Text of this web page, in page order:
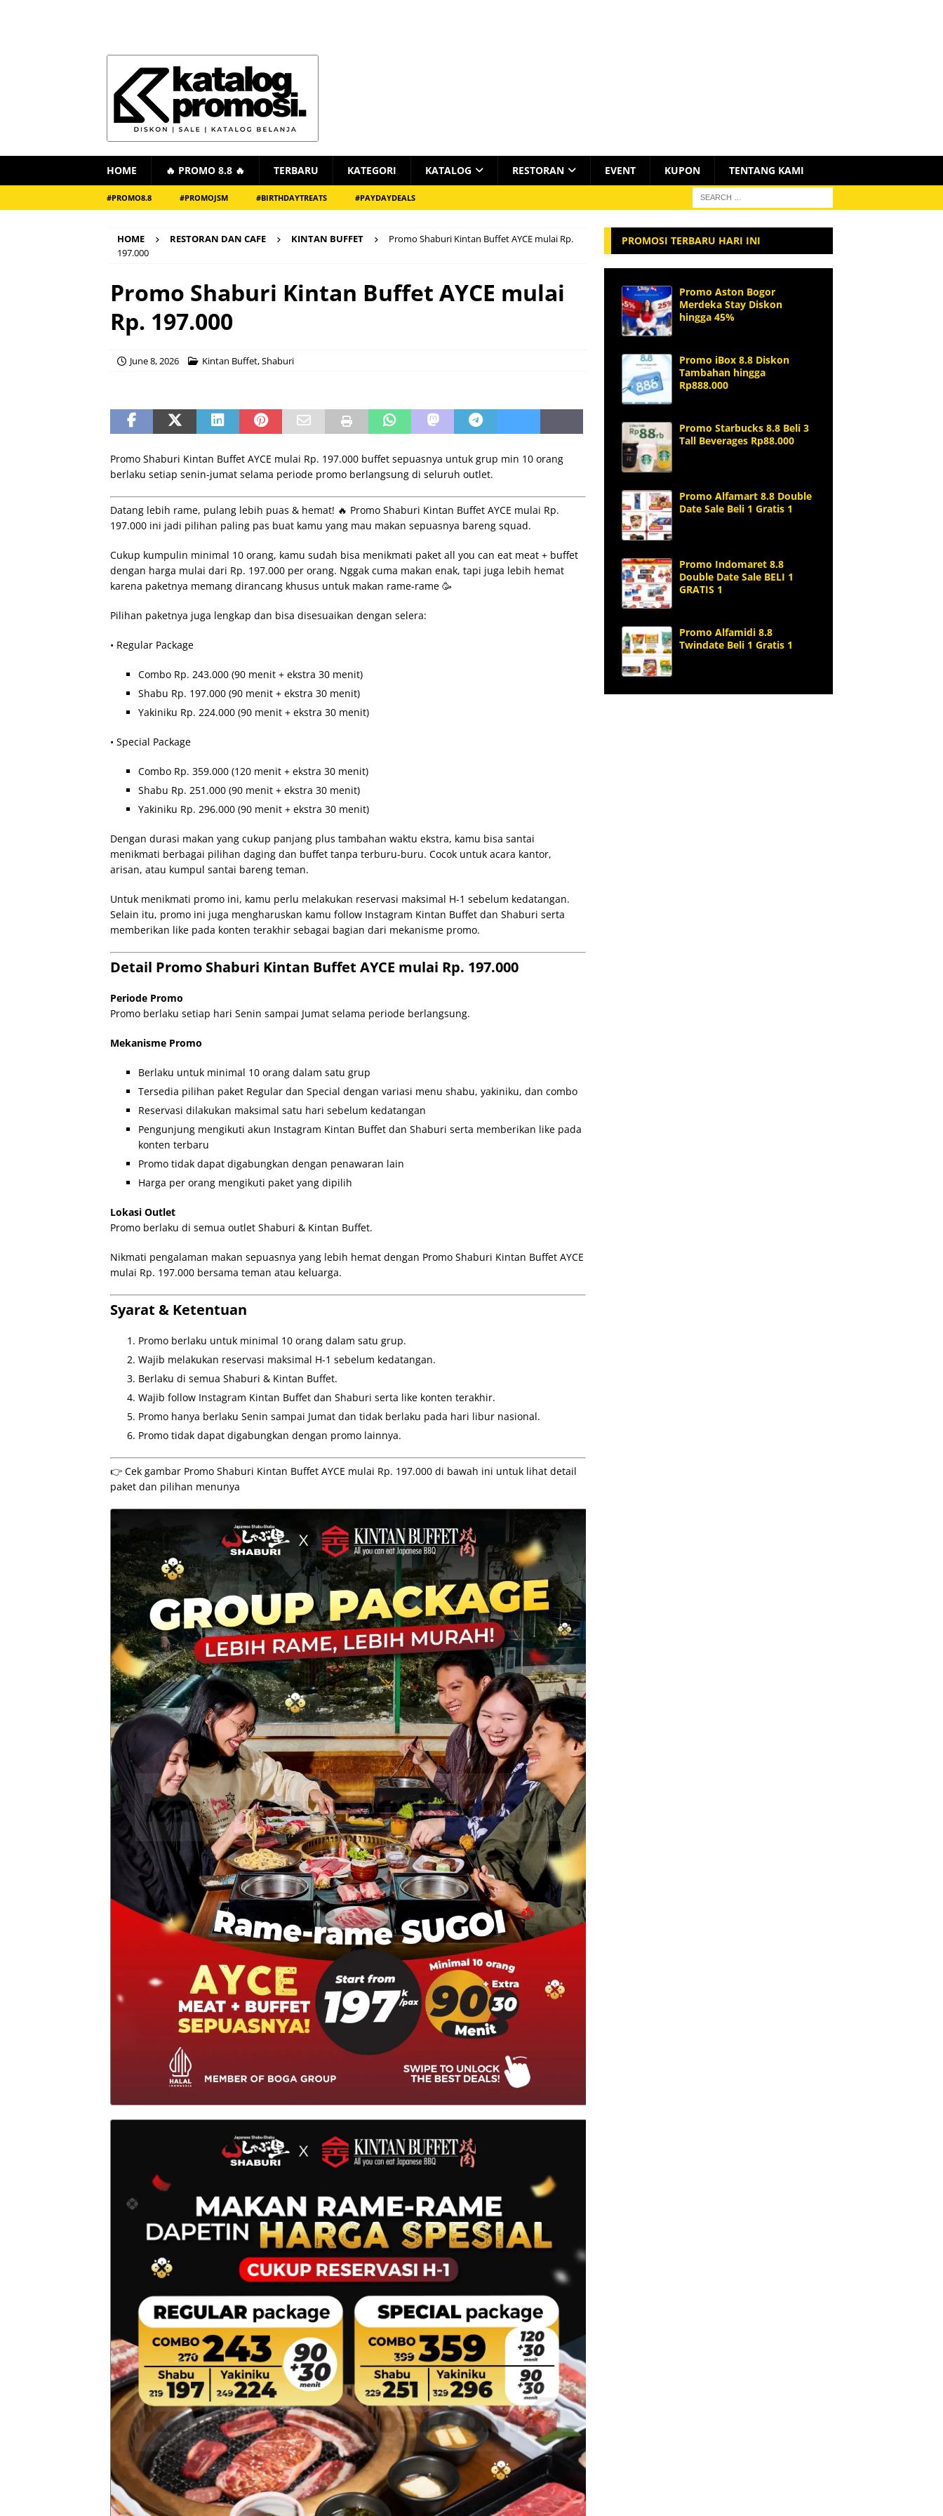
HOME 🔥 PROMO 8.8 🔥 TERBARU KATEGORI KATALOG RESTORAN EVENT KUPON TENTANG KAMI
#PROMO8.8 #PROMOJSM #BIRTHDAYTREATS #PAYDAYDEALS
HOME RESTORAN DAN CAFE KINTAN BUFFET
Promo Shaburi Kintan Buffet AYCE mulai Rp.
197.000
Promo Shaburi Kintan Buffet AYCE mulai
Rp. 197.000
June 8, 2026 Kintan Buffet,Shaburi
Promo Shaburi Kintan Buffet AYCE mulai Rp. 197.000 buffet sepuasnya untuk grup min 10 orang
berlaku setiap senin-jumat selama periode promo berlangsung di seluruh outlet.
Datang lebih rame, pulang lebih puas & hemat! 🔥 Promo Shaburi Kintan Buffet AYCE mulai Rp.
197.000 ini jadi pilihan paling pas buat kamu yang mau makan sepuasnya bareng squad.
Cukup kumpulin minimal 10 orang, kamu sudah bisa menikmati paket all you can eat meat + buffet
dengan harga mulai dari Rp. 197.000 per orang. Nggak cuma makan enak, tapi juga lebih hemat
karena paketnya memang dirancang khusus untuk makan rame-rame 🥳
Pilihan paketnya juga lengkap dan bisa disesuaikan dengan selera:
• Regular Package
Combo Rp. 243.000 (90 menit + ekstra 30 menit)
Shabu Rp. 197.000 (90 menit + ekstra 30 menit)
Yakiniku Rp. 224.000 (90 menit + ekstra 30 menit)
• Special Package
Combo Rp. 359.000 (120 menit + ekstra 30 menit)
Shabu Rp. 251.000 (90 menit + ekstra 30 menit)
Yakiniku Rp. 296.000 (90 menit + ekstra 30 menit)
Dengan durasi makan yang cukup panjang plus tambahan waktu ekstra, kamu bisa santai
menikmati berbagai pilihan daging dan buffet tanpa terburu-buru. Cocok untuk acara kantor,
arisan, atau kumpul santai bareng teman.
Untuk menikmati promo ini, kamu perlu melakukan reservasi maksimal H-1 sebelum kedatangan.
Selain itu, promo ini juga mengharuskan kamu follow Instagram Kintan Buffet dan Shaburi serta
memberikan like pada konten terakhir sebagai bagian dari mekanisme promo.
Detail Promo Shaburi Kintan Buffet AYCE mulai Rp. 197.000
Periode Promo
Promo berlaku setiap hari Senin sampai Jumat selama periode berlangsung.
Mekanisme Promo
Berlaku untuk minimal 10 orang dalam satu grup
Tersedia pilihan paket Regular dan Special dengan variasi menu shabu, yakiniku, dan combo
Reservasi dilakukan maksimal satu hari sebelum kedatangan
Pengunjung mengikuti akun Instagram Kintan Buffet dan Shaburi serta memberikan like pada
konten terbaru
Promo tidak dapat digabungkan dengan penawaran lain
Harga per orang mengikuti paket yang dipilih
Lokasi Outlet
Promo berlaku di semua outlet Shaburi & Kintan Buffet.
Nikmati pengalaman makan sepuasnya yang lebih hemat dengan Promo Shaburi Kintan Buffet AYCE
mulai Rp. 197.000 bersama teman atau keluarga.
Syarat & Ketentuan
Promo berlaku untuk minimal 10 orang dalam satu grup.
Wajib melakukan reservasi maksimal H-1 sebelum kedatangan.
Berlaku di semua Shaburi & Kintan Buffet.
Wajib follow Instagram Kintan Buffet dan Shaburi serta like konten terakhir.
Promo hanya berlaku Senin sampai Jumat dan tidak berlaku pada hari libur nasional.
Promo tidak dapat digabungkan dengan promo lainnya.
👉 Cek gambar Promo Shaburi Kintan Buffet AYCE mulai Rp. 197.000 di bawah ini untuk lihat detail
paket dan pilihan menunya
PROMOSI TERBARU HARI INI
Promo Aston Bogor
Merdeka Stay Diskon
hingga 45%
Promo iBox 8.8 Diskon
Tambahan hingga
Rp888.000
Promo Starbucks 8.8 Beli 3
Tall Beverages Rp88.000
Promo Alfamart 8.8 Double
Date Sale Beli 1 Gratis 1
Promo Indomaret 8.8
Double Date Sale BELI 1
GRATIS 1
Promo Alfamidi 8.8
Twindate Beli 1 Gratis 1